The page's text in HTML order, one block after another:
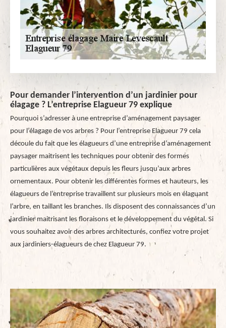
Pour demander l’intervention d’un jardinier pour
élagage ? L’entreprise Elagueur 79 explique
Pourquoi s’adresser à une entreprise d’aménagement paysager
pour l’élagage de vos arbres ? Pour l’entreprise Elagueur 79 cela
découle du fait que les élagueurs d’une entreprise d’aménagement
paysager maitrisent les techniques pour obtenir des formes
particulières aux végétaux depuis les fleurs jusqu’aux arbres
ornementaux. Pour obtenir les différentes formes et hauteurs, les
élagueurs de l’entreprise travaillent sur plusieurs mois en élaguant
l’arbre, en taillant les branches. Ils disposent des connaissances d’un
jardinier maitrisant les floraisons et le développement du végétal. Si
vous souhaitez avoir des arbres architecturés, confiez votre projet
aux jardiniers-élagueurs de chez Elagueur 79.